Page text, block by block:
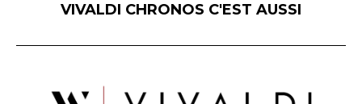
VIVALDI CHRONOS C'EST AUSSI